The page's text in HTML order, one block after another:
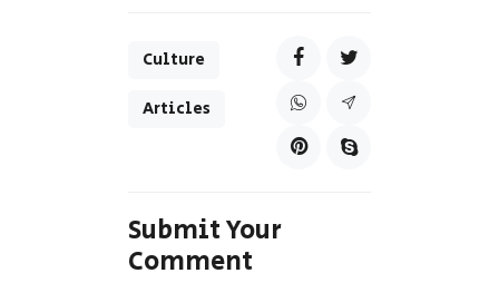
Culture
Articles
Submit Your
Comment